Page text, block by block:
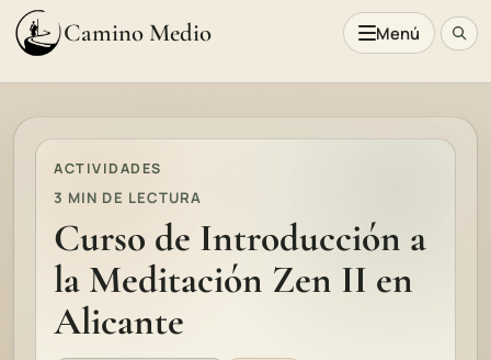
Camino Medio Menú
ACTIVIDADES
3 MIN DE LECTURA
Curso de Introducción a
la Meditación Zen II en
Alicante